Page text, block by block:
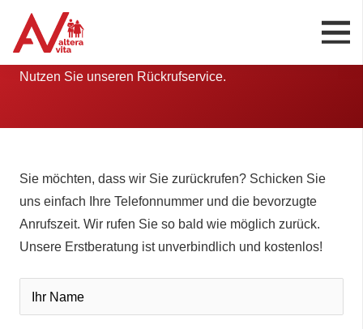
Wir melden uns
Nutzen Sie unseren Rückrufservice.
Sie möchten, dass wir Sie zurückrufen? Schicken Sie
uns einfach Ihre Telefonnummer und die bevorzugte
Anrufszeit. Wir rufen Sie so bald wie möglich zurück.
Unsere Erstberatung ist unverbindlich und kostenlos!